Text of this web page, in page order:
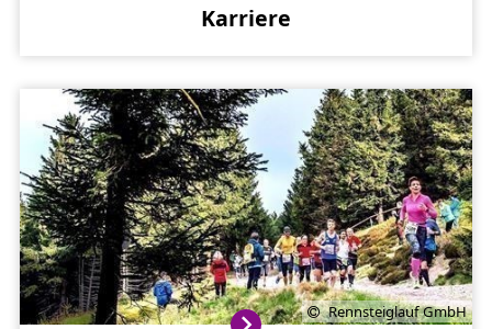
Karriere
Rennsteiglauf GmbH